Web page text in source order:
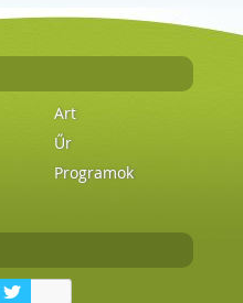
Art
Űr
Programok